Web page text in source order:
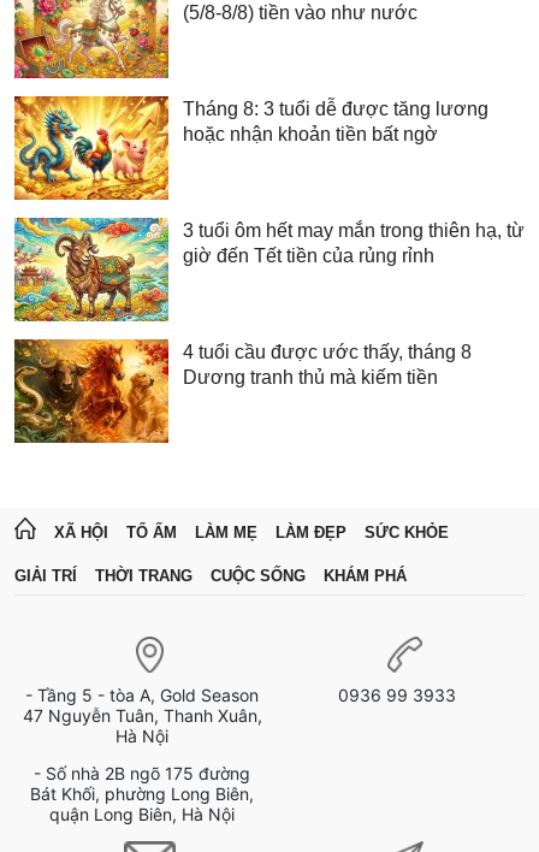
(5/8-8/8) tiền vào như nước
Tháng 8: 3 tuổi dễ được tăng lương
hoặc nhận khoản tiền bất ngờ
3 tuổi ôm hết may mắn trong thiên hạ, từ
giờ đến Tết tiền của rủng rỉnh
4 tuổi cầu được ước thấy, tháng 8
Dương tranh thủ mà kiếm tiền
XÃ HỘI TỔ ẤM LÀM MẸ LÀM ĐẸP SỨC KHỎE
GIẢI TRÍ THỜI TRANG CUỘC SỐNG KHÁM PHÁ
- Tầng 5 - tòa A, Gold Season
47 Nguyễn Tuân, Thanh Xuân,
Hà Nội
- Số nhà 2B ngõ 175 đường
Bát Khối, phường Long Biên,
quận Long Biên, Hà Nội
0936 99 3933